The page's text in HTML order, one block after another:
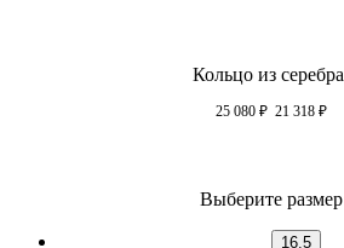
Кольцо из серебра
25 080 ₽ 21 318 ₽
Выберите размер
16.5